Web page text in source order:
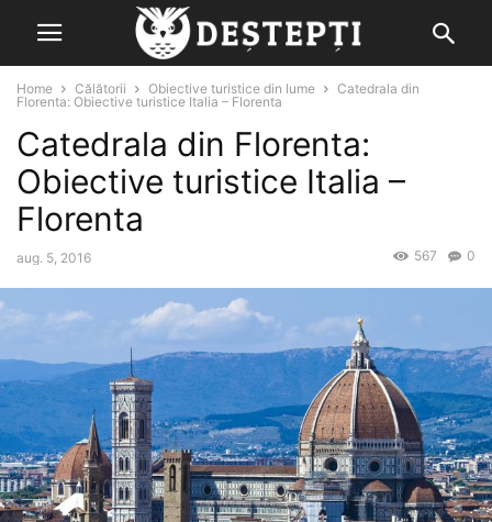
Home Călătorii Obiective turistice din lume
Catedrala din
Florenta: Obiective turistice Italia – Florenta
Catedrala din Florenta:
Obiective turistice Italia –
Florenta
aug. 5, 2016 0
567